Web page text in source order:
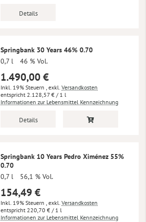
Details
Springbank 30 Years 46% 0.70
0,7 l
46 % Vol.
1.490,00 €
Inkl. 19% Steuern , exkl. Versandkosten
2.128,57 € / 1 l
Informationen zur Lebensmittel Kennzeichnung
Details
Springbank 10 Years Pedro Ximénez 55%
0.70
0,7 l
56,1 % Vol.
154,49 €
Inkl. 19% Steuern , exkl. Versandkosten
220,70 € / 1 l
Informationen zur Lebensmittel Kennzeichnung